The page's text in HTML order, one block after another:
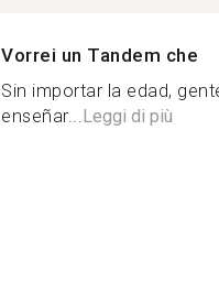
Vorrei un Tandem che
Sin importar la edad,
enseñar...Leggi di più